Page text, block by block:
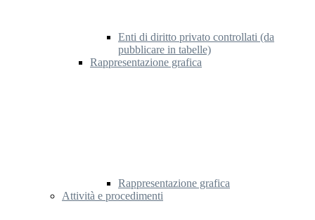
Enti di diritto privato controllati (da
pubblicare in tabelle)
Rappresentazione grafica
Rappresentazione grafica
Attività e procedimenti